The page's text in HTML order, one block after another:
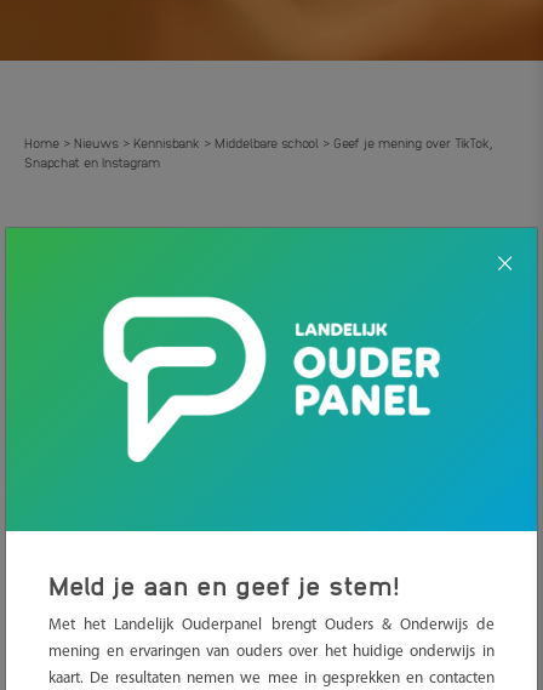
Home > Nieuws > Kennisbank > Middelbare school > Geef je mening over TikTok,
Snapchat en Instagram
Geef je mening over TikTok,
25 SEPTEMBER 2024 NIEUWS
Gebruikt jouw minderjarige kind TikTok, Snapchat of Instagram?
Dan kan je daarover binnenkort jouw mening geven in een korte
online peiling in ons Landelijk Ouderpanel. Liever persoonlijk in
Instagram
In opdracht van het ministerie van Binnenlandse Zaken en
Koninkrijksrelaties onderzoekt adviesbureau Berenschot hoe
Meld je aan en geef je stem!
Met het Landelijk Ouderpanel brengt Ouders & Onderwijs de
mening en ervaringen van ouders over het huidige onderwijs in
kaart. De resultaten nemen we mee in gesprekken en contacten